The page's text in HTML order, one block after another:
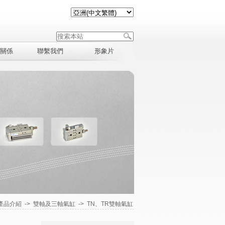
係 聯繫我們 形象片
品介紹 -> 雙軸及三軸氣缸-> TN、TR雙軸氣缸